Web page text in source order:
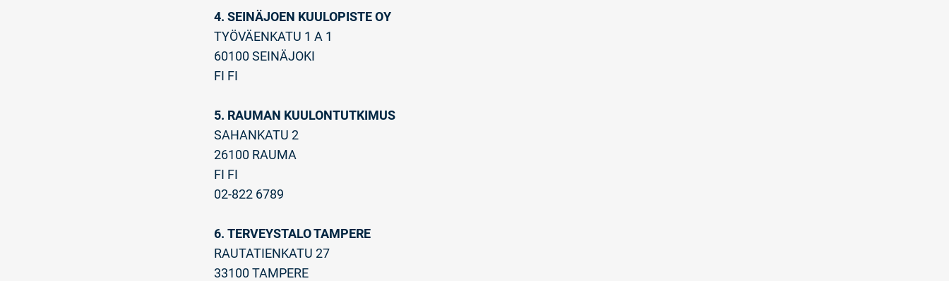
4. SEINÄJOEN KUULOPISTE OY
TYÖVÄENKATU 1 A 1
60100 SEINÄJOKI
FI FI
5. RAUMAN KUULONTUTKIMUS
SAHANKATU 2
26100 RAUMA
FI FI
02-822 6789
6. TERVEYSTALO TAMPERE
RAUTATIENKATU 27
33100 TAMPERE